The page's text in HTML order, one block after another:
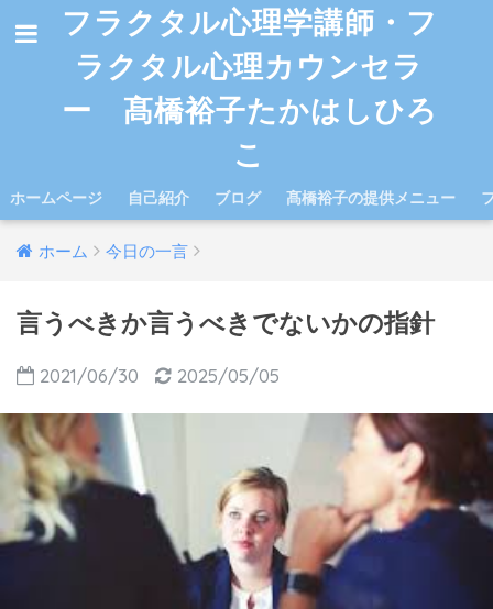
フラクタル心理学講師・フ
ラクタル心理カウンセラ
ー 髙橋裕子たかはしひろ
こ
ホームページ 自己紹介 ブログ 髙橋裕子の提供メニュー
ホーム 今日の一言
言うべきか言うべきでないかの指針
2021/06/30 2025/05/05